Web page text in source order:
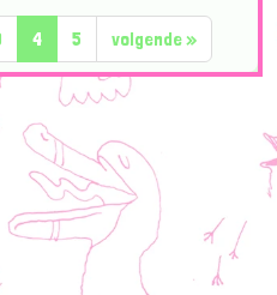
4 5 volgende»